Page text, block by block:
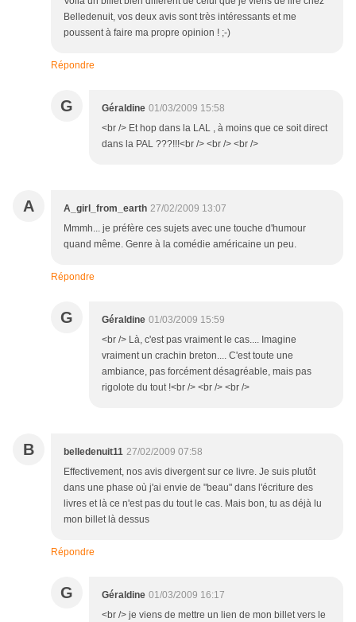
Belledenuit, vos deux avis sont très intéressants et me
poussent à faire ma propre opinion ! ;-)
Répondre
G Géraldine 01/03/2009 15:58
<br /> Et hop dans la LAL , à moins que ce soit direct
dans la PAL ???!!!<br /> <br /> <br />
A A_girl_from_earth 27/02/2009 13:07
Mmmh... je préfère ces sujets avec une touche d'humour
quand même. Genre à la comédie américaine un peu.
Répondre
G Géraldine 01/03/2009 15:59
<br /> Là, c'est pas vraiment le cas.... Imagine
vraiment un crachin breton.... C'est toute une
ambiance, pas forcément désagréable, mais pas
rigolote du tout !<br /> <br /> <br />
B belledenuit11 27/02/2009 07:58
Effectivement, nos avis divergent sur ce livre. Je suis plutôt
dans une phase où j'ai envie de "beau" dans l'écriture des
livres et là ce n'est pas du tout le cas. Mais bon, tu as déjà lu
mon billet là dessus
Répondre
G Géraldine 01/03/2009 16:17
<br /> je viens de mettre un lien de mon billet vers le